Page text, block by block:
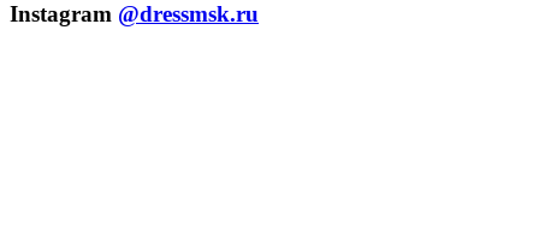
Instagram @dressmsk.ru